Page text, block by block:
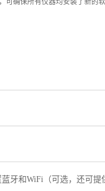
可确保所有仪器均安装了新的软
牙和WiFi（可选，还可提